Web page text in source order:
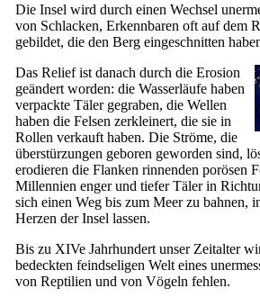
Die Insel wird durch einen Wechsel
von Schlacken, Erkennbaren oft auf dem
gebildet, die den Berg eingeschnitten
Das Relief ist danach durch die Erosion
geändert worden: die Wasserläufe haben
verpackte Täler gegraben, die Wellen
haben die Felsen zerkleinert, die sie in
Rollen verkauft haben. Die Ströme, die
überstürzungen geboren geworden sind,
erodieren die Flanken rinnenden porösen
Millennien enger und tiefer Täler in
sich einen Weg bis zum Meer zu bahnen,
Herzen der Insel lassen.
Bis zu XIVe Jahrhundert unser Zeitalter
bedeckten feindseligen Welt eines
von Reptilien und von Vögeln fehlen.